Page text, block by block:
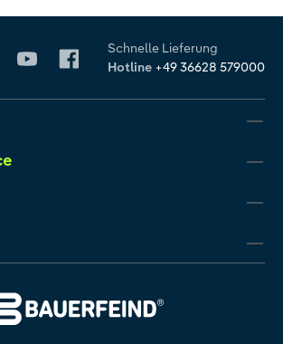
Schnelle Lieferung
Hotline +49 36628 579000